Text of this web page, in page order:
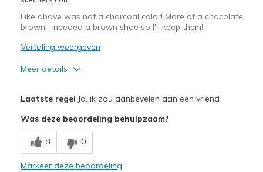
Like above was not a charcoal color! More of a chocolate
brown! I needed a brown shoe so I'll keep them!
Vertaling weergeven
Meer details
Comfortable
Stylish
Laatste regel Ja, ik zou aanbevelen aan een vriend
Was deze beoordeling behulpzaam?
8 0
Markeer deze beoordeling